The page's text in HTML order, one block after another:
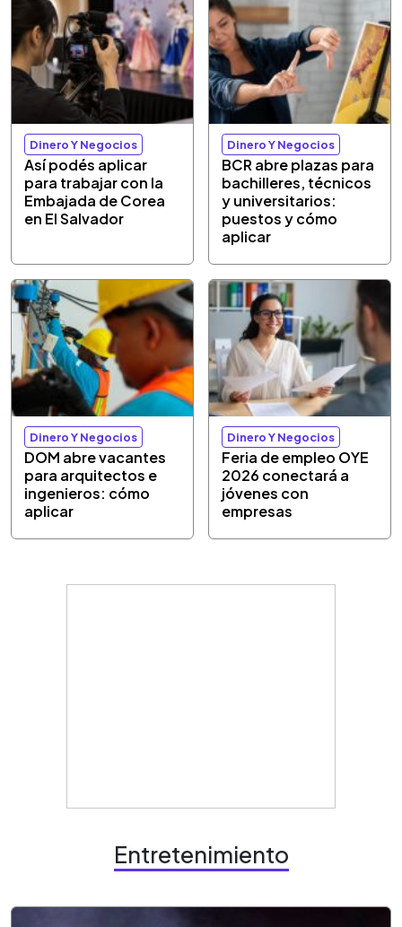
Dinero Y Negocios
Así podés aplicar
para trabajar con la
Embajada de Corea
en El Salvador
Dinero Y Negocios
BCR abre plazas para
bachilleres, técnicos
y universitarios:
puestos y cómo
aplicar
Dinero Y Negocios
DOM abre vacantes
para arquitectos e
ingenieros: cómo
aplicar
Dinero Y Negocios
Feria de empleo OYE
2026 conectará a
jóvenes con
empresas
Entretenimiento